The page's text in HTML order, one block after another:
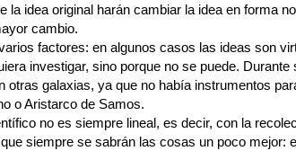
la idea original harán cambiar la idea en forma
cambio.
factores: en algunos casos las ideas son
investigar, sino porque no se puede. Durante
otras galaxias, ya que no había instrumentos
o Aristarco de Samos.
no es siempre lineal, es decir, con la
siempre se sabrán las cosas un poco mejor: